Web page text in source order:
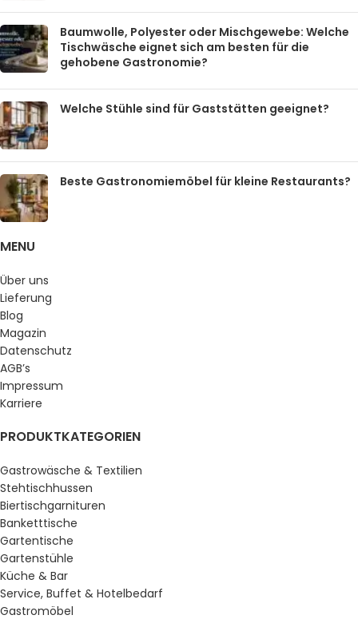
Baumwolle, Polyester oder Mischgewebe: Welche
Tischwäsche eignet sich am besten für die
gehobene Gastronomie?
Welche Stühle sind für Gaststätten geeignet?
Beste Gastronomiemöbel für kleine Restaurants?
MENU
Über uns
Lieferung
Blog
Magazin
Datenschutz
AGB’s
Impressum
Karriere
PRODUKTKATEGORIEN
Gastrowäsche & Textilien
Stehtischhussen
Biertischgarnituren
Banketttische
Gartentische
Gartenstühle
Küche & Bar
Service, Buffet & Hotelbedarf
Gastromöbel